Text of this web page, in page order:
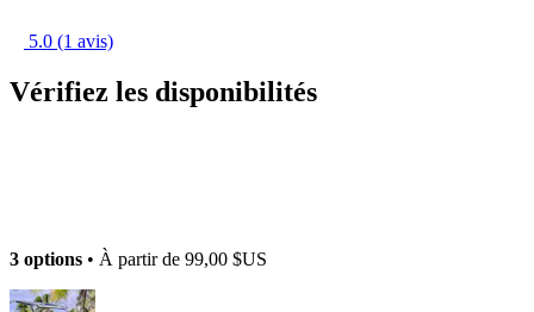
5.0 (1 avis)
Vérifiez les disponibilités
3 options • À partir de 99,00 $US